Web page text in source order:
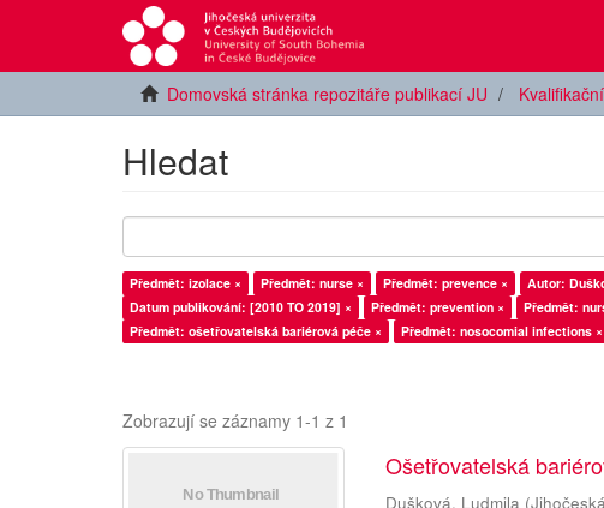
Domovská stránka repozitáře publikací JU
Hledat
Předmět: izolace × Předmět: nurse × Předmět: prevence × Autor:
Datum publikování: [2010 TO 2019] ×
Předmět: prevention ×
Předmět: ošetřovatelská bariérová péče ×
Předmět: nosocomial infections ×
Zobrazují se záznamy 1-1 z 1
Ošetřovatelská
Dušková, Ludmila (